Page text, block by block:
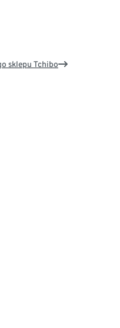
sklepu Tchibo